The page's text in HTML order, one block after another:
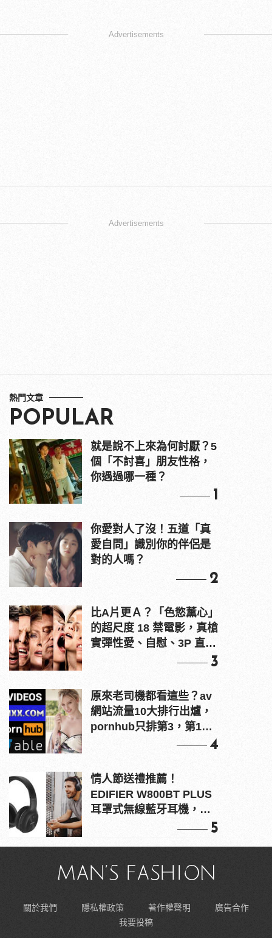
Advertisements
Advertisements
熱門文章
POPULAR
就是說不上來為何討厭？5
個「不討喜」朋友性格，
你遇過哪一種？
1
你愛對人了沒！五道「真
愛自問」識別你的伴侶是
對的人嗎？
2
比A片更Ａ？「色慾薰心」
的超尺度 18 禁電影，真槍
實彈性愛、自慰、3P 直接
3
原來老司機都看這些？av
網站流量10大排行出爐，
pornhub只排第3，第1名
4
情人節送禮推薦！
EDIFIER W800BT PLUS
耳罩式無線藍牙耳機，在
5
關於我們 隱私權政策 著作權聲明
廣告合作
我要投稿